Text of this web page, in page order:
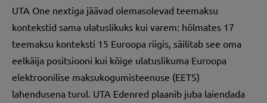
UTA One nextiga jäävad olemasolevad teemaksu
kontekstid sama ulatuslikuks kui varem: hõlmates 17
teemaksu konteksti 15 Euroopa riigis, säilitab see oma
eelkäija positsiooni kui kõige ulatuslikuma Euroopa
elektroonilise maksukogumisteenuse (EETS)
lahendusena turul. UTA Edenred plaanib juba laiendada